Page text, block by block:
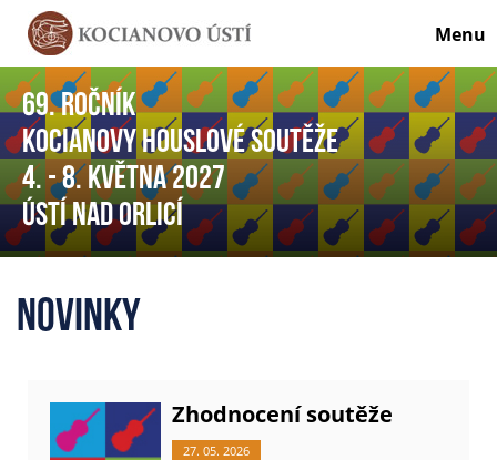
Menu
69. ročník
Kocianovy houslové soutěže
4. - 8. května 2027
Ústí nad Orlicí
Novinky
Zhodnocení soutěže
27. 05. 2026